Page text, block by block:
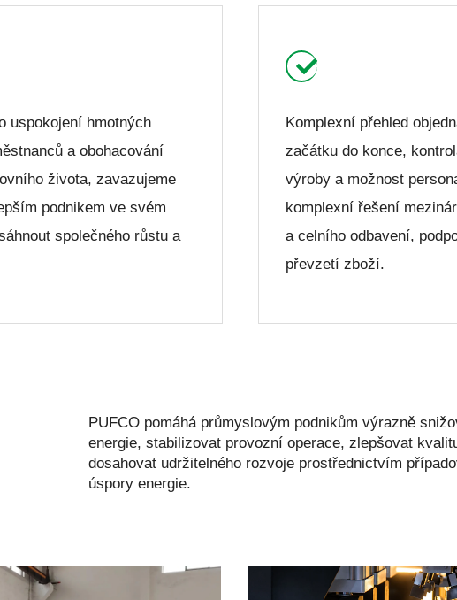
uspokojení hmotných
a obohacování
života, zavazujeme
podnikem ve svém
společného růstu a
Komplexní přehled
začátku do konce,
výroby a možnost
komplexní řešení
a celního odbavení,
převzetí zboží.
PUFCO pomáhá průmyslovým podnikům výrazně
energie, stabilizovat provozní operace, zlepšovat
dosahovat udržitelného rozvoje prostřednictvím
úspory energie.